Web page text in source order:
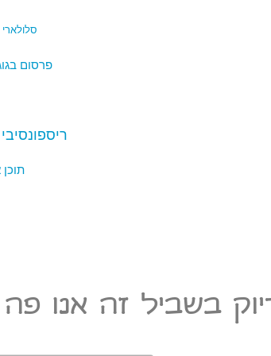
סלולארי
פרסום
ריספונסיבי
תוכן
בשביל זה אנו פה